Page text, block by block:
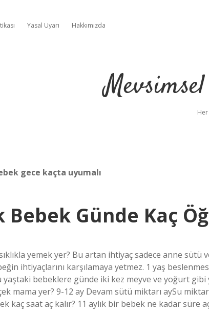
Yasal Uyarı Hakkımızda
gece kaçta uyumalı
Bebek Günde Kaç
yemek yer? Bu artan ihtiyaç sadece anne sütü
ihtiyaçlarını karşılamaya yetmez. 1 yaş
yaştaki bebeklere günde iki kez meyve ve yoğurt
mama yer? 9-12 ay Devam sütü miktarı aySu
kaç saat aç kalır? 11 aylık bir bebek ne kadar süre